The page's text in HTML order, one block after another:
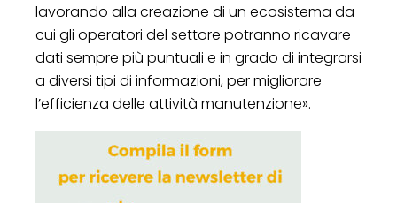
lavorando alla creazione di un ecosistema da
cui gli operatori del settore potranno ricavare
dati sempre più puntuali e in grado di integrarsi
a diversi tipi di informazioni, per migliorare
l’efficienza delle attività manutenzione».